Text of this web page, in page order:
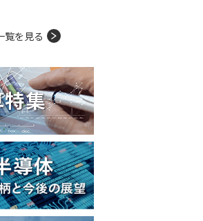
覧を見る